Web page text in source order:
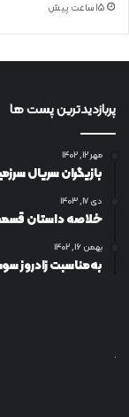
15 ساعت پیش
پربازدیدترین پست ها
مهر ۱۲, ۱۴۰۲
بازیگران سریال
دی ۱۷, ۱۴۰۳
خلاصه داستان قسمت
بهمن ۱۶, ۱۴۰۲
به‌مناسبت زادروز